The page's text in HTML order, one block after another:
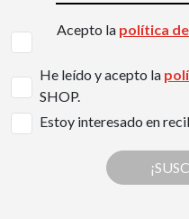
Acepto la política
He leído y acepto la
SHOP.
Estoy interesado en